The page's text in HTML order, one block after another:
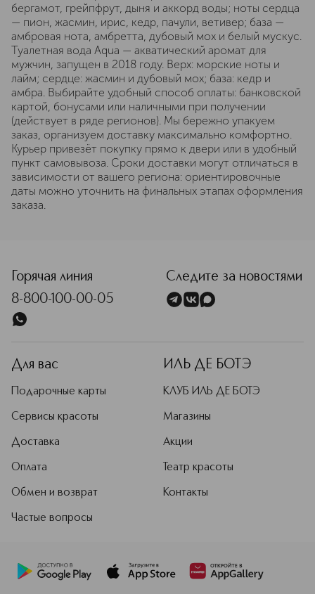
бергамот, грейпфрут, дыня и аккорд воды; ноты сердца
— пион, жасмин, ирис, кедр, пачули, ветивер; база —
амбровая нота, амбретта, дубовый мох и белый мускус.
Туалетная вода Aqua — акватический аромат для
мужчин, запущен в 2018 году. Верх: морские ноты и
лайм; сердце: жасмин и дубовый мох; база: кедр и
амбра. Выбирайте удобный способ оплаты: банковской
картой, бонусами или наличными при получении
(действует в ряде регионов). Мы бережно упакуем
заказ, организуем доставку максимально комфортно.
Курьер привезёт покупку прямо к двери или в удобный
пункт самовывоза. Сроки доставки могут отличаться в
зависимости от вашего региона: ориентировочные
даты можно уточнить на финальных этапах оформления
заказа.
Горячая линия
8-800-100-00-05
Следите за новостями
Для вас
Подарочные карты
Сервисы красоты
Доставка
Оплата
Обмен и возврат
Частые вопросы
ИЛЬ ДЕ БОТЭ
КЛУБ ИЛЬ ДЕ БОТЭ
Магазины
Акции
Театр красоты
Контакты